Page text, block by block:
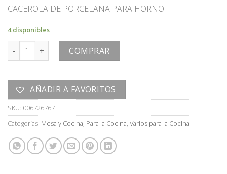
CACEROLA DE PORCELANA PARA HORNO
4 disponibles
CACEROLA cantidadCOMPRAR
AÑADIR A FAVORITOS
SKU: 006726767
Categorías: Mesa y Cocina, Para la Cocina, Varios para la Cocina